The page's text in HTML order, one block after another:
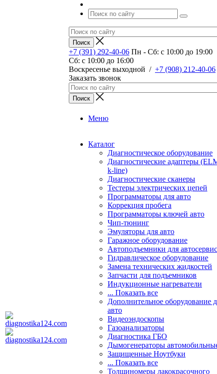
+7 (391) 292-40-06 Пн - Сб: c 10:00 до 19:00
Сб: c 10:00 до 16:00
​Воскресенье выходной / +7 (908) 212-40-06
Заказать звонок
Меню
Каталог
Диагностическое оборудование
Диагностические адаптеры
k-line)
Диагностические сканеры
Тестеры электрических цепей
Программаторы для авто
Коррекция пробега
Программаторы ключей авто
Чип-тюнинг
Эмуляторы для авто
Гаражное оборудование
Автоподъемники для
Гидравлическое оборудование
Замена технических жидкостей
Запчасти для подъемников
Индукционные нагреватели
... Показать все
Дополнительное оборудование
авто
Видеоэндоскопы
Газоанализаторы
Диагностика ГБО
Дымогенераторы
Защищенные Ноутбуки
... Показать все
Толщиномеры лакокрасочного